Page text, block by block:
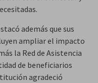
además que sus
ampliar el impacto
la Red de Asistencia
de beneficiarios
agradeció